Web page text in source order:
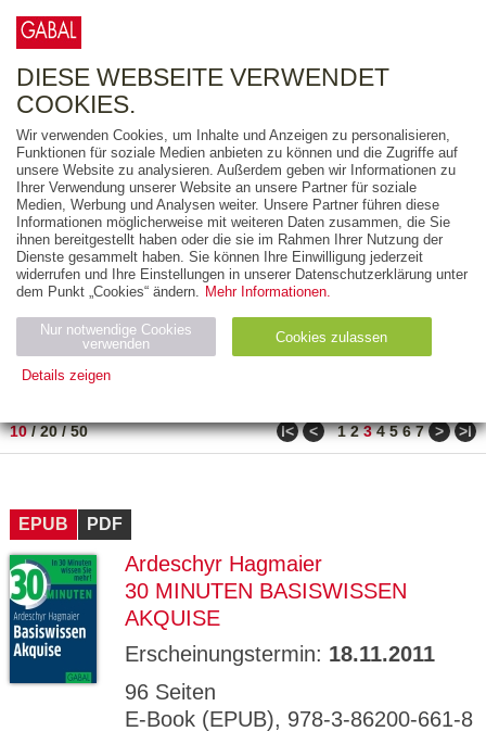
FREITEXT
AUSGABEART
AUS DER REIHE
ZUM THEMA
Neuerscheinung
Bestseller
PREIS
10/20/50 ǀ< < 1 2 3 4 5 6 7 > >ǀ
EPUB PDF
Ardeschyr Hagmaier
30 MINUTEN BASISWISSEN
AKQUISE
Erscheinungstermin: 18.11.2011
96 Seiten
E-Book (EPUB), 978-3-86200-661-8
DIESE WEBSEITE VERWENDET
COOKIES.
Wir verwenden Cookies, um Inhalte und Anzeigen zu personalisieren,
Funktionen für soziale Medien anbieten zu können und die Zugriffe auf
unsere Website zu analysieren. Außerdem geben wir Informationen zu
Ihrer Verwendung unserer Website an unsere Partner für soziale
Medien, Werbung und Analysen weiter. Unsere Partner führen diese
Informationen möglicherweise mit weiteren Daten zusammen, die Sie
ihnen bereitgestellt haben oder die sie im Rahmen Ihrer Nutzung der
Dienste gesammelt haben. Sie können Ihre Einwilligung jederzeit
widerrufen und Ihre Einstellungen in unserer Datenschutzerklärung unter
dem Punkt „Cookies“ ändern. Mehr Informationen.
Nur notwendige Cookies
verwenden
Cookies zulassen
Details zeigen
Name Zweck
Ty
ESSION
_ID
verlag.
de
GV_CO
OKIES
gabal-
Speichert den Zustimmungsstatus des
Benutzers für Cookies auf der aktuellen
Domäne.